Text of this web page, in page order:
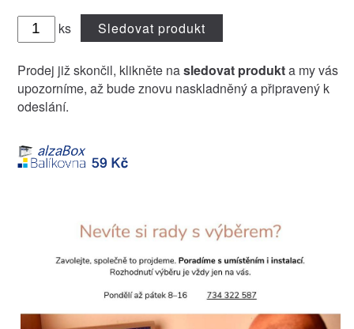
ks Sledovat produkt
Prodej již skončil, klikněte nasledovat produkta my vás
upozorníme, až bude znovu naskladněný a připravený k
odeslání.